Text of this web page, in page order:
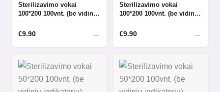
Sterilizavimo vokai
100*200 100vnt. (be vidinių
€9.90 →
Sterilizavimo vokai
100*200 100vnt. (be vidinių
€9.90 →